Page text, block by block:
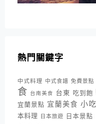
熱門關鍵字
中式料理 中式食譜 免費景點
食 台南美食 台東 吃到飽
宜蘭景點 宜蘭美食 小吃
本料理
日本旅遊 日本景點